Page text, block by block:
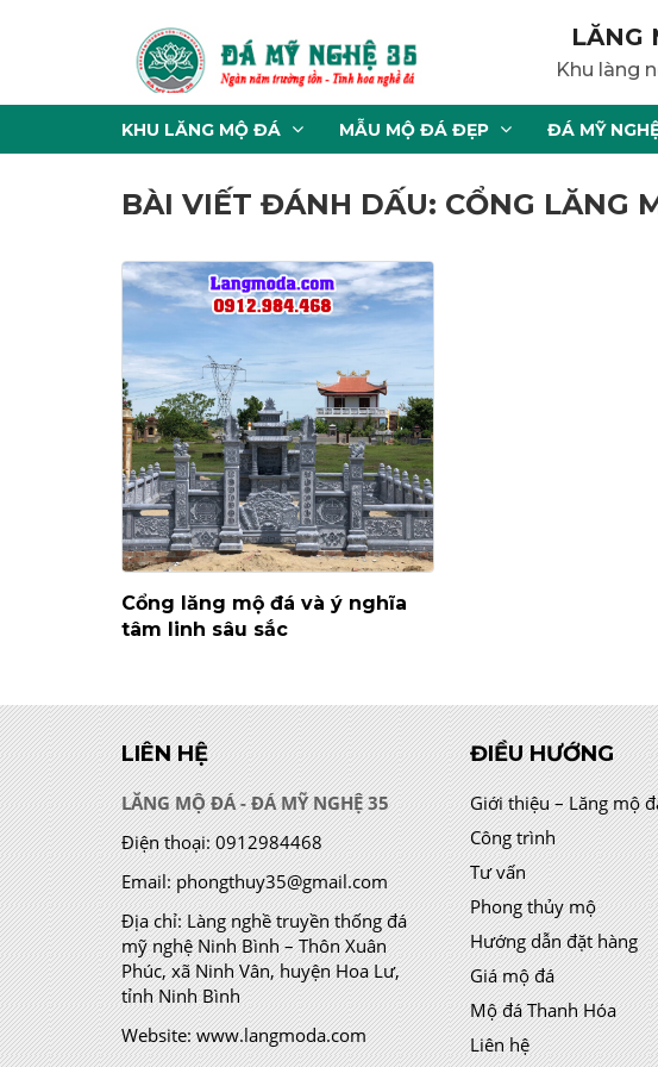
LĂNG
Khu làng
KHU LĂNG MỘ ĐÁ MẪU MỘ ĐÁ ĐẸP ĐÁ MỸ
BÀI VIẾT ĐÁNH DẤU: CỔNG LĂNG
Cổng lăng mộ đá và ý nghĩa
tâm linh sâu sắc
LIÊN HỆ
LĂNG MỘ ĐÁ - ĐÁ MỸ NGHỆ 35
Điện thoại: 0912984468
Email: phongthuy35@gmail.com
Địa chỉ:Làng nghề truyền thống đá
mỹ nghệ Ninh Bình – Thôn Xuân
Phúc, xã Ninh Vân, huyện Hoa Lư,
tỉnh Ninh Bình
Website: www.langmoda.com
ĐIỀU HƯỚNG
Giới thiệu – Lăng mộ
Công trình
Tư vấn
Phong thủy mộ
Hướng dẫn đặt hàng
Giá mộ đá
Mộ đá Thanh Hóa
Liên hệ